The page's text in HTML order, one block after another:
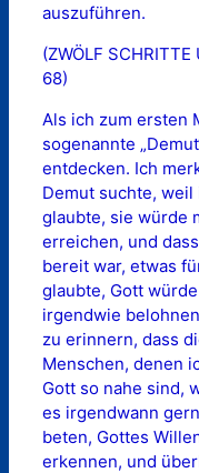
auszuführen.
(ZWÖLF SCHRITTE
68)
Als ich zum ersten
sogenannte
entdecken. Ich
Demut suchte, weil
glaubte, sie würde
erreichen, und
bereit war, etwas
glaubte, Gott
irgendwie
zu erinnern, dass
Menschen, denen
Gott so nahe sind,
es irgendwann
beten, Gottes
erkennen, und